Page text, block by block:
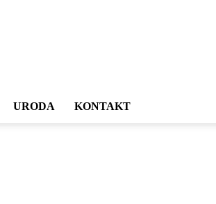
URODA KONTAKT